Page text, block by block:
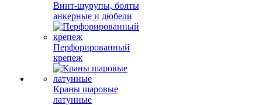
Винт-шурупы, болты
анкерные и дюбели
Перфорированный
крепеж
Краны шаровые
латунные